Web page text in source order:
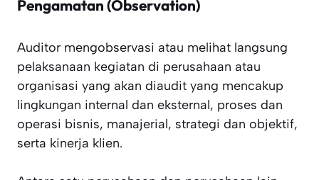
Pengamatan (Observation)
Auditor mengobservasi atau melihat langsung
pelaksanaan kegiatan di perusahaan atau
organisasi yang akan diaudit yang mencakup
lingkungan internal dan eksternal, proses dan
operasi bisnis, manajerial, strategi dan objektif,
serta kinerja klien.